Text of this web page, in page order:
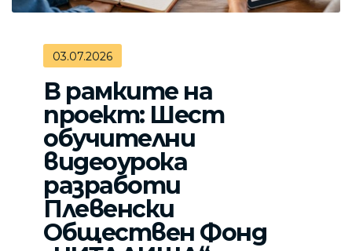
03.07.2026
В рамките на
проект: Шест
обучителни
видеоурока
разработи
Плевенски
Обществен Фонд